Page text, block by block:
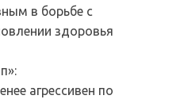
в борьбе с
здоровья
агрессивен по